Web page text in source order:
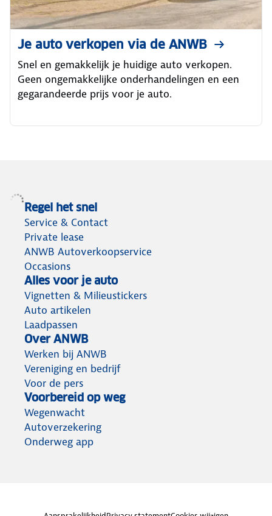
Je auto verkopen via de ANWB
Snel en gemakkelijk je huidige auto verkopen.
Geen ongemakkelijke onderhandelingen en een
gegarandeerde prijs voor je auto.
Regel het snel
Service & Contact
Private lease
ANWB Autoverkoopservice
Occasions
Alles voor je auto
Vignetten & Milieustickers
Auto artikelen
Laadpassen
Over ANWB
Werken bij ANWB
Vereniging en bedrijf
Voor de pers
Voorbereid op weg
Wegenwacht
Autoverzekering
Onderweg app